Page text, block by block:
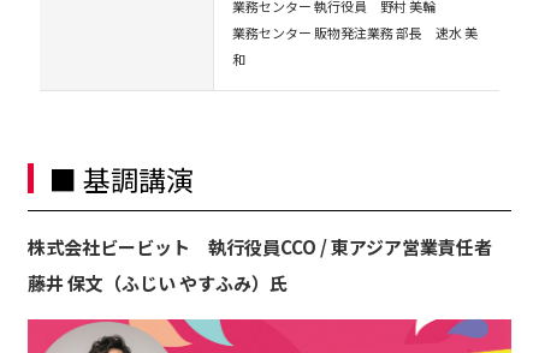
業務センター 執行役員 野村 美輪
業務センター 販物発注業務 部長 速水 美
和
■ 基調講演
株式会社ビービット 執行役員CCO / 東アジア営業責任者
藤井 保文（ふじい やすふみ）氏